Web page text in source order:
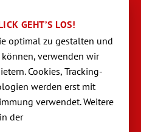
GEHT’S LOS!
optimal zu gestalten und
verwen­den wir
Cookies, Tracking-
werden erst mit
verwendet. Weitere
der